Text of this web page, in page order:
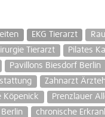
EKG Tierarzt
Tierarzt
Pilates
Pavillons Biesdorf Berlin
Zahnarzt
Köpenick
Prenzlauer
chronische